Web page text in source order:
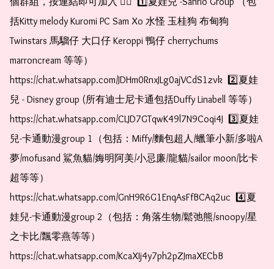
括Kitty melody Kuromi PC Sam Xo 水怪 玉桂狗 布甸狗
Twinstars 馬騮仔 大口仔 Keroppi 鴨仔 cherrychums
marroncream 等等）
https://chat.whatsapp.com/JDHm0RnxJLg0ajVCdS1zvk  2️⃣夏娃
兒 - Disney group (所有迪士尼卡通包括Duffy Linabell 等等）
https://chat.whatsapp.com/CLJD7GTqwK49l7N9Coqi4J  3️⃣夏娃
兒-卡通動漫group 1（包括：Miffy/麵包超人/蠟筆小新/多啦A
夢/mofusand 鯊魚貓/娒明阿美/小忌廉/龍貓/sailor moon/比卡
超等等）
https://chat.whatsapp.com/GnH9R6G1EnqAsFfBCAq2uc  4️⃣夏
娃兒-卡通動漫group 2（包括：角落生物/鬆弛熊/snoopy/星
之卡比/飄零燕等等）
https://chat.whatsapp.com/KcaXIj4y7ph2pZJmaXECbB